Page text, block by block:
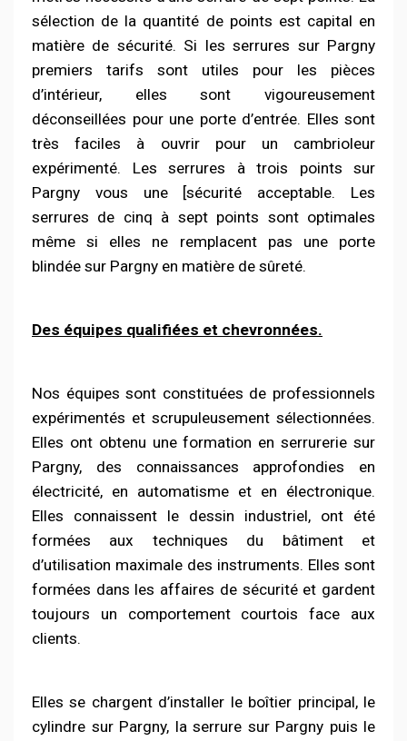
sélection de la quantité de points est capital en
matière de sécurité. Si les serrures sur Pargny
premiers tarifs sont utiles pour les pièces
d’intérieur, elles sont vigoureusement
déconseillées pour une porte d’entrée. Elles sont
très faciles à ouvrir pour un cambrioleur
expérimenté. Les serrures à trois points sur
Pargny vous une [sécurité acceptable. Les
serrures de cinq à sept points sont optimales
même si elles ne remplacent pas une porte
blindée sur Pargny en matière de sûreté.
Des équipes qualifiées et chevronnées.
Nos équipes sont constituées de professionnels
expérimentés et scrupuleusement sélectionnées.
Elles ont obtenu une formation en serrurerie sur
Pargny, des connaissances approfondies en
électricité, en automatisme et en électronique.
Elles connaissent le dessin industriel, ont été
formées aux techniques du bâtiment et
d’utilisation maximale des instruments. Elles sont
formées dans les affaires de sécurité et gardent
toujours un comportement courtois face aux
clients.
Elles se chargent d’installer le boîtier principal, le
cylindre sur Pargny, la serrure sur Pargny puis le